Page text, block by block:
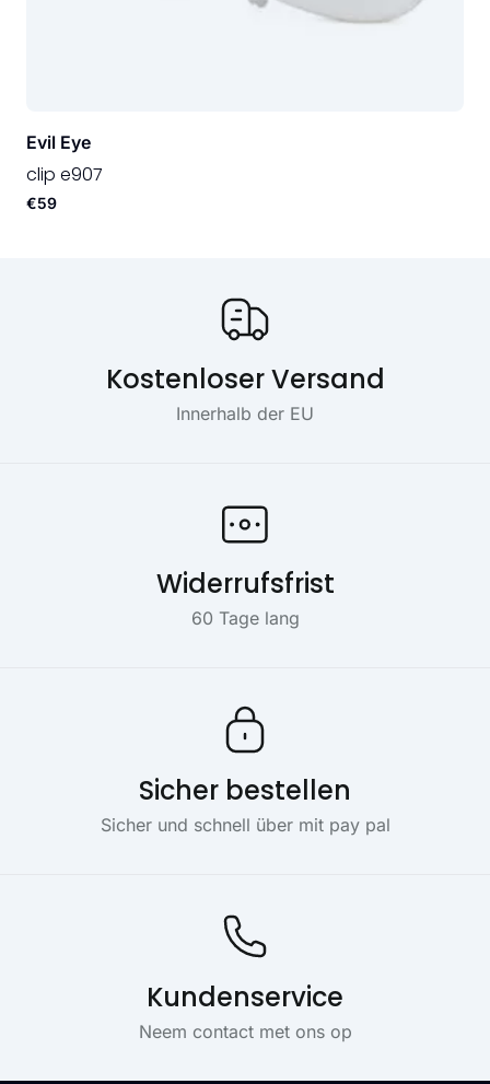
Evil Eye
clip e907
€59
Kostenloser Versand
Innerhalb der EU
Widerrufsfrist
60 Tage lang
Sicher bestellen
Sicher und schnell über mit pay pal
Kundenservice
Neem contact met ons op